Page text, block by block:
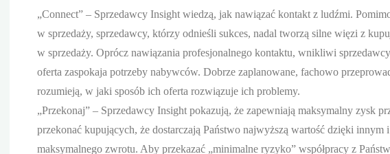
„Connect” – Sprzedawcy Insight wiedzą, jak nawiązać kontakt z ludźmi.
w sprzedaży, sprzedawcy, którzy odnieśli sukces, nadal tworzą silne więzi z
w sprzedaży. Oprócz nawiązania profesjonalnego kontaktu, wnikliwi
oferta zaspokaja potrzeby nabywców. Dobrze zaplanowane, fachowo
rozumieją, w jaki sposób ich oferta rozwiązuje ich problemy.
„Przekonaj” – Sprzedawcy Insight pokazują, że zapewniają maksymalny zysk
przekonać kupujących, że dostarczają Państwo najwyższą wartość dzięki
maksymalnego zwrotu. Aby przekazać „minimalne ryzyko” współpracy z